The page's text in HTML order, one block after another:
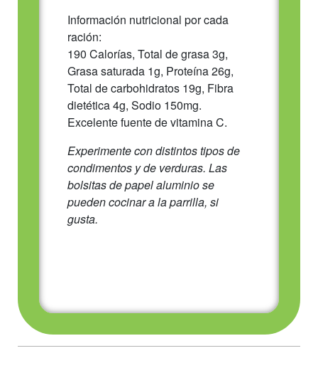
Información nutricional por cada
ración:
190 Calorías, Total de grasa 3g,
Grasa saturada 1g, Proteína 26g,
Total de carbohidratos 19g, Fibra
dietética 4g, Sodio 150mg.
Excelente fuente de vitamina C.
Experimente con distintos tipos de
condimentos y de verduras. Las
bolsitas de papel aluminio se
pueden cocinar a la parrilla, si
gusta.